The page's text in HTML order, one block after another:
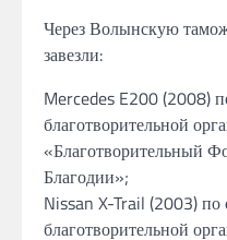
Через Волынскую
завезли:
Mercedes E200 (2008)
благотворительной
«Благотворительный
Благодии»;
Nissan X-Trail (2003)
благотворительной